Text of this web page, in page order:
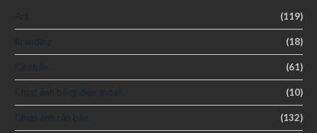
(119)
(18)
(61)
(10)
(132)